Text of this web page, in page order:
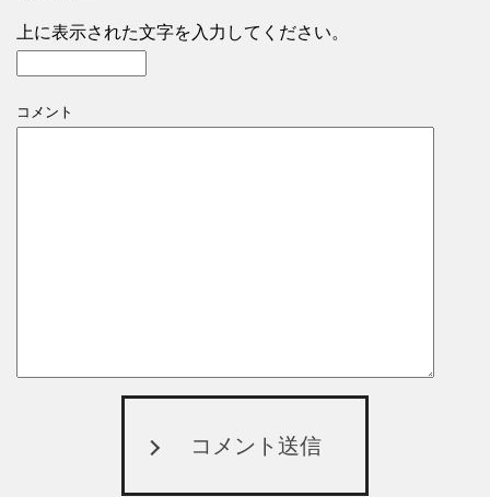
上に表示された文字を入力してください。
コメント
コメント送信